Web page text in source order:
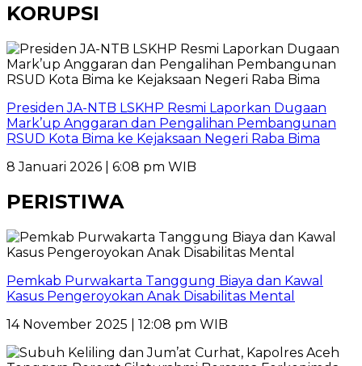
KORUPSI
Presiden JA-NTB LSKHP Resmi Laporkan Dugaan
Mark’up Anggaran dan Pengalihan Pembangunan
RSUD Kota Bima ke Kejaksaan Negeri Raba Bima
8 Januari 2026 | 6:08 pm WIB
PERISTIWA
Pemkab Purwakarta Tanggung Biaya dan Kawal
Kasus Pengeroyokan Anak Disabilitas Mental
14 November 2025 | 12:08 pm WIB